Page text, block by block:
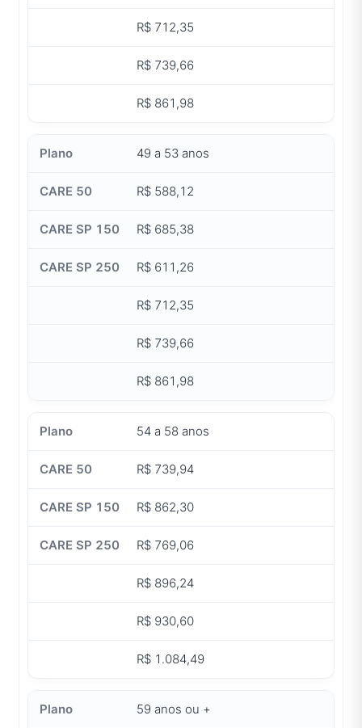
R$ 712,35
R$ 739,66
R$ 861,98
49 a 53 anos
R$ 588,12
R$ 685,38
R$ 611,26
R$ 712,35
R$ 739,66
R$ 861,98
54 a 58 anos
R$ 739,94
R$ 862,30
R$ 769,06
R$ 896,24
R$ 930,60
R$ 1.084,49
59 anos ou +